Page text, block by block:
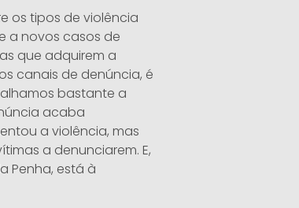
os tipos de violência
a novos casos de
que adquirem a
canais de denúncia, é
bastante a
acaba
a violência, mas
a denunciarem. E,
Penha, está à